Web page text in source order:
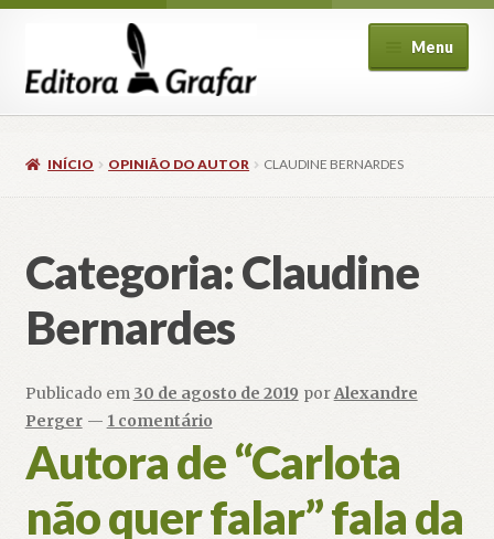
para
navegação
para
o
conteúdo
Menu
INÍCIO OPINIÃO DO AUTOR CLAUDINE BERNARDES
Categoria:Claudine
Bernardes
Publicado em 30 de agosto de 2019 porAlexandre
Perger — 1 comentário
Autora de “Carlota
não quer falar” fala da